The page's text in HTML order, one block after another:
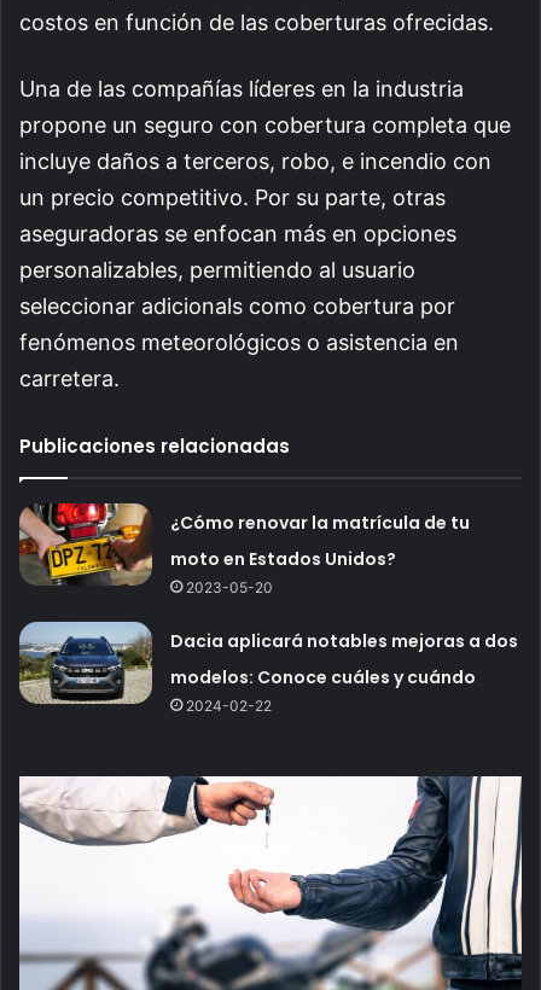
costos en función de las coberturas ofrecidas.
Una de las compañías líderes en la industria
propone un seguro con cobertura completa que
incluye daños a terceros, robo, e incendio con
un precio competitivo. Por su parte, otras
aseguradoras se enfocan más en opciones
personalizables, permitiendo al usuario
seleccionar adicionals como cobertura por
fenómenos meteorológicos o asistencia en
carretera.
Publicaciones relacionadas
¿Cómo renovar la matrícula de tu
moto en Estados Unidos?
2023-05-20
Dacia aplicará notables mejoras a dos
modelos: Conoce cuáles y cuándo
2024-02-22